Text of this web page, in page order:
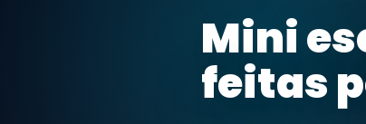
Mini
feitas